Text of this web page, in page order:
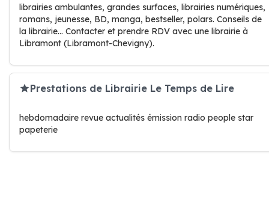
librairies ambulantes, grandes surfaces, librairies numériques,
romans, jeunesse, BD, manga, bestseller, polars. Conseils de
la librairie... Contacter et prendre RDV avec une librairie à
Libramont (Libramont-Chevigny).
Prestations de Librairie Le Temps de Lire
hebdomadaire revue actualités émission radio people star
papeterie